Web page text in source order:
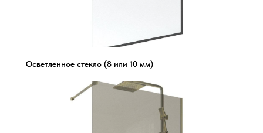
Осветленное стекло (8 или 10 мм)